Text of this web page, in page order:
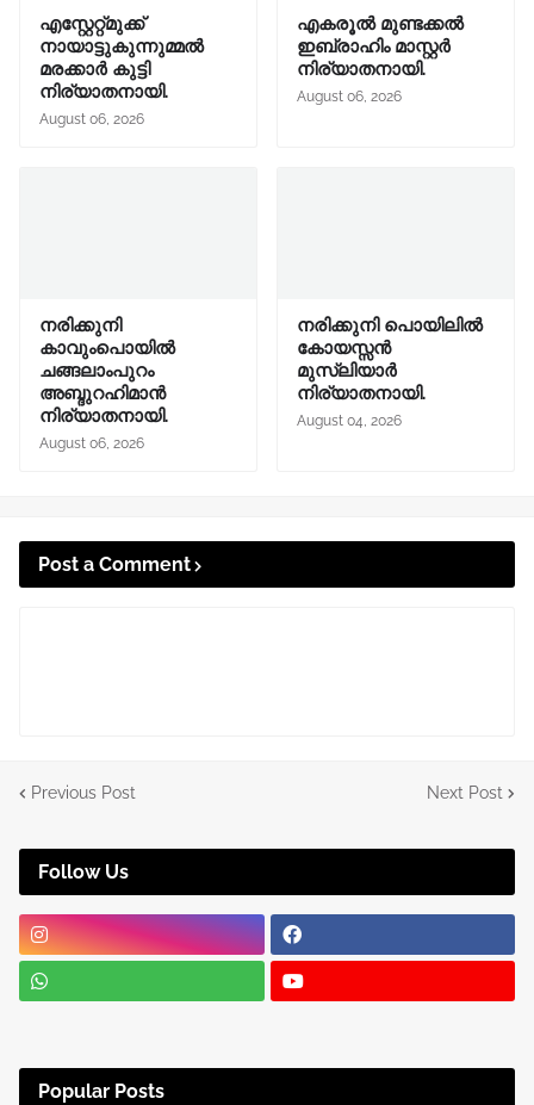
എസ്റ്റേറ്റ്മുക്ക്
നായാട്ടുകുന്നുമ്മൽ
മരക്കാർ കുട്ടി
നിര്യാതനായി.
August 06, 2026
എകരൂൽ മുണ്ടക്കൽ
ഇബ്രാഹിം മാസ്റ്റർ
നിര്യാതനായി.
August 06, 2026
നരിക്കുനി
കാവുംപൊയിൽ
ചങ്ങലാംപുറം
അബ്ദുറഹിമാൻ
നിര്യാതനായി.
August 06, 2026
നരിക്കുനി പൊയിലിൽ
കോയസ്സൻ
മുസ്ലിയാർ
നിര്യാതനായി.
August 04, 2026
Post a Comment
Previous Post Next Post
Follow Us
Popular Posts